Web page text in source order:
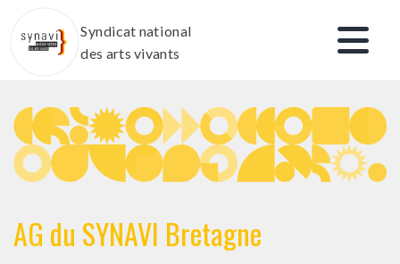
contenu
Syndicat national
des arts vivants
AG du SYNAVI Bretagne